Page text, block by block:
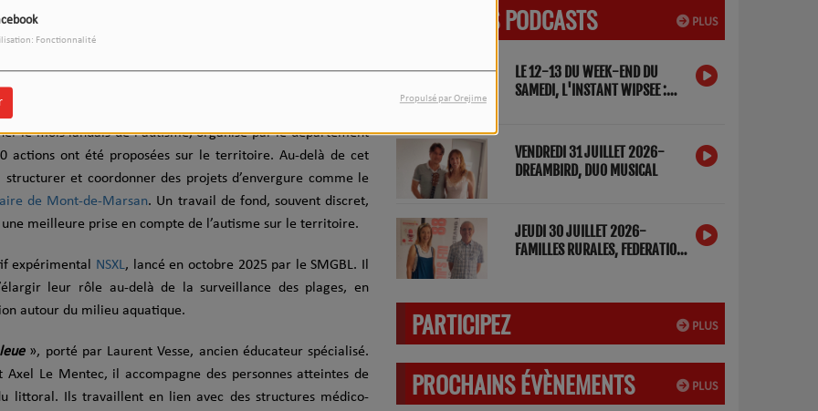
Fonctionnalité
Propulsé par Orejime
chargée de mission autisme au département des Landes,
pour parler autisme.
le mois landais de l'autisme, organisé par le département
actions ont été proposées sur le territoire. Au-delà de cet
et coordonner des projets d’envergure comme le
de Mont-de-Marsan. Un travail de fond, souvent discret,
meilleure prise en compte de l’autisme sur le territoire.
expérimental NSXL, lancé en octobre 2025 par le SMGBL. Il
leur rôle au-delà de la surveillance des plages, en
autour du milieu aquatique.
», porté par Laurent Vesse, ancien éducateur spécialisé.
Le Mentec, il accompagne des personnes atteintes de
littoral. Ils travaillent en lien avec des structures médico-
PLUS
DERNIERS PODCASTS
LE 12-13 DU WEEK-END DU
SAMEDI, L'INSTANT WIPSEE :
VENDREDI 31 JUILLET 2026-
DREAMBIRD, DUO MUSICAL
JEUDI 30 JUILLET 2026-
FAMILLES RURALES, FEDERATION
PLUS
PARTICIPEZ
PLUS
PROCHAINS ÉVÈNEMENTS